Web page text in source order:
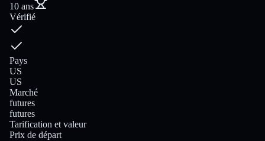
10 ans
Vérifié
Pays
US
US
Marché
futures
futures
Tarification et valeur
Prix de départ